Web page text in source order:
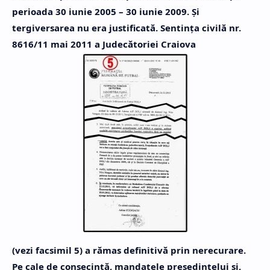
perioada 30 iunie 2005 – 30 iunie 2009. Şi
tergiversarea nu era justificată. Sentinţa civilă nr.
8616/11 mai 2011 a Judecătoriei Craiova
(vezi facsimil 5) a rămas definitivă prin nerecurare.
Pe cale de consecinţă, mandatele preşedintelui şi,